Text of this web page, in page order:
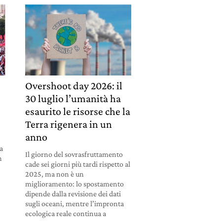
Overshoot day 2026: il
30 luglio l’umanità ha
esaurito le risorse che la
Terra rigenera in un
anno
Il giorno del sovrasfruttamento
cade sei giorni più tardi rispetto al
2025, ma non è un
miglioramento: lo spostamento
dipende dalla revisione dei dati
sugli oceani, mentre l’impronta
ecologica reale continua a